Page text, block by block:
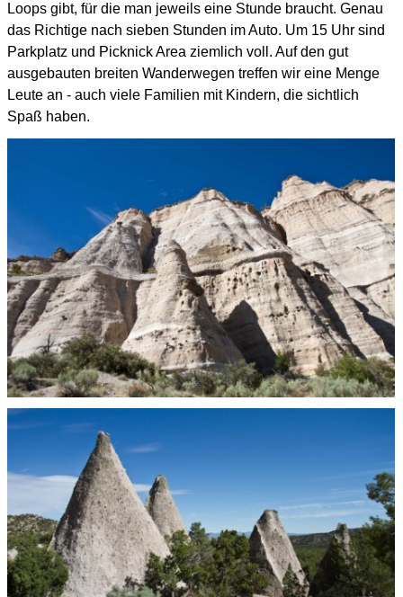
Loops gibt, für die man jeweils eine Stunde braucht. Genau
das Richtige nach sieben Stunden im Auto. Um 15 Uhr sind
Parkplatz und Picknick Area ziemlich voll. Auf den gut
ausgebauten breiten Wanderwegen treffen wir eine Menge
Leute an - auch viele Familien mit Kindern, die sichtlich
Spaß haben.